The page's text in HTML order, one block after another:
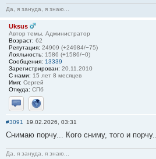
Да, я зануда, я знаю...
Uksus
Автор темы, Администратор
Возраст: 62
Репутация: 24909 (+24984/−75)
Лояльность: 1586 (+1586/−0)
Сообщения: 13339
Зарегистрирован: 20.11.2010
С нами: 15 лет 8 месяцев
Имя: Сергей
Откуда: СПб
Отправить личное сообщение
Сайт
#3091 19.02.2026, 03:31
Снимаю порчу... Кого сниму, того и порчу...
Да, я зануда, я знаю...